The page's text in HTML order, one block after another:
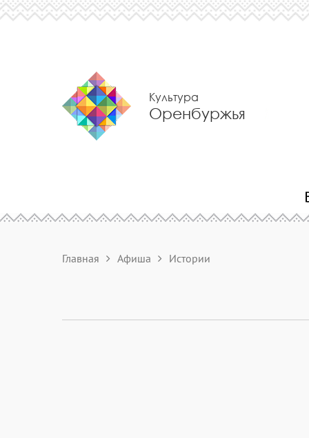
Культура
Оренбуржья
Главная Афиша Истории